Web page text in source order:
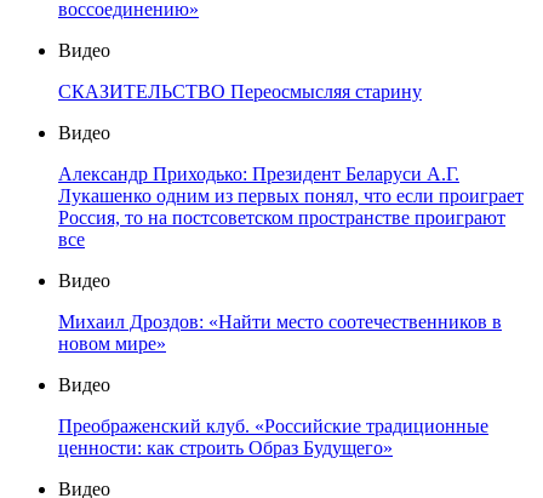
воссоединению»
Видео
СКАЗИТЕЛЬСТВО Переосмысляя старину
Видео
Александр Приходько: Президент Беларуси А.Г.
Лукашенко одним из первых понял, что если проиграет
Россия, то на постсоветском пространстве проиграют
все
Видео
Михаил Дроздов: «Найти место соотечественников в
новом мире»
Видео
Преображенский клуб. «Российские традиционные
ценности: как строить Образ Будущего»
Видео